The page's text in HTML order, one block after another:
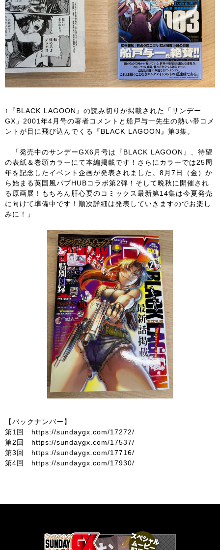
↑『BLACK LAGOON』の読み切りが掲載された「サンデー
GX」2001年4月号の著者コメントと船戸与一先生の熱い帯コメ
ントが目に飛び込んでくる『BLACK LAGOON』第3集。
「発売中のサンデーGX6月号は『BLACK LAGOON』、待望
の表紙＆巻頭カラーにて本編掲載です！さらにカラーでは25周
年を記念したイベント企画が発表されました。8月7日（金）か
ら始まる英国風パプHUBコラボ第2弾！そして晩秋に開催され
る原画展！もちろん肝心要のコミックス最新第14集は今夏発売
に向けて準備中です！順次詳細は発表していきますのでお楽し
みに！」
【バックナンバー】
第1回 https://sundaygx.com/17272/
第2回 https://sundaygx.com/17537/
第3回 https://sundaygx.com/17716/
第4回 https://sundaygx.com/17930/